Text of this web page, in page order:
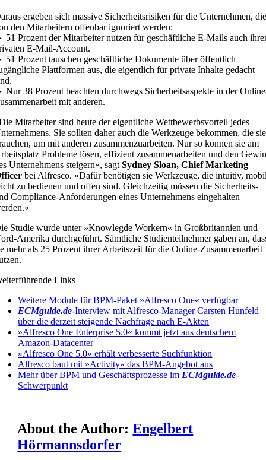
ergeben sich massive Sicherheitsrisiken für die Unternehmen,
den Mitarbeitern offenbar ignoriert werden:
Prozent der Mitarbeiter nutzen für geschäftliche E-Mails auch
E-Mail-Account.
Prozent tauschen geschäftliche Dokumente über öffentlich
Plattformen aus, die eigentlich für private Inhalte gedacht
38 Prozent beachten durchwegs Sicherheitsaspekte in der
mit anderen.
Mitarbeiter sind heute der eigentliche Wettbewerbsvorteil jedes
Sie sollten daher auch die Werkzeuge bekommen, die sie
um mit anderen zusammenzuarbeiten. Nur so können sie am
Probleme lösen, effizient zusammenarbeiten und den
Unternehmens steigern«, sagtSydney Sloan, Chief Marketing
bei Alfresco. »Dafür benötigen sie Werkzeuge, die intuitiv,
zu bedienen und offen sind. Gleichzeitig müssen die Sicherheits-
Compliance-Anforderungen eines Unternehmens eingehalten
Studie wurde unter »Knowlegde Workern« in Großbritannien und
Amerika durchgeführt. Sämtliche Studienteilnehmer gaben an,
mehr als 25 Prozent ihrer Arbeitszeit für die Online-Zusammenarbeit
Links
Weitere Module für BPM-Paket »Alfresco One« verfügbar
ECMguide.de-Interview mit Alfresco-Manager Carsten Hunfeld
über die derzeit steigende Nachfrage nach E-Akten
»Alfresco One Enterprise 5.0« kommt jetzt aus deutschem
Amazon-Datacenter
»Alfresco One 5.0« erhält verbesserte Suchfunktion
Alfresco baut mit »Activity« das BPM-Angebot aus
Mehr über BPM und Geschäftsprozesse im ECMguide.de-
Schwerpunkt
About the Author:Engelbert
Hörmannsdorfer